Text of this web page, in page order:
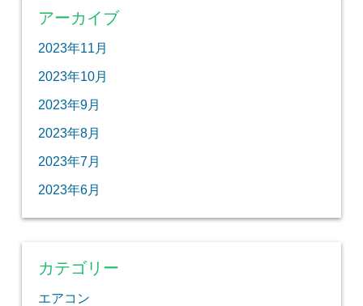
アーカイブ
2023年11月
2023年10月
2023年9月
2023年8月
2023年7月
2023年6月
カテゴリー
エアコン